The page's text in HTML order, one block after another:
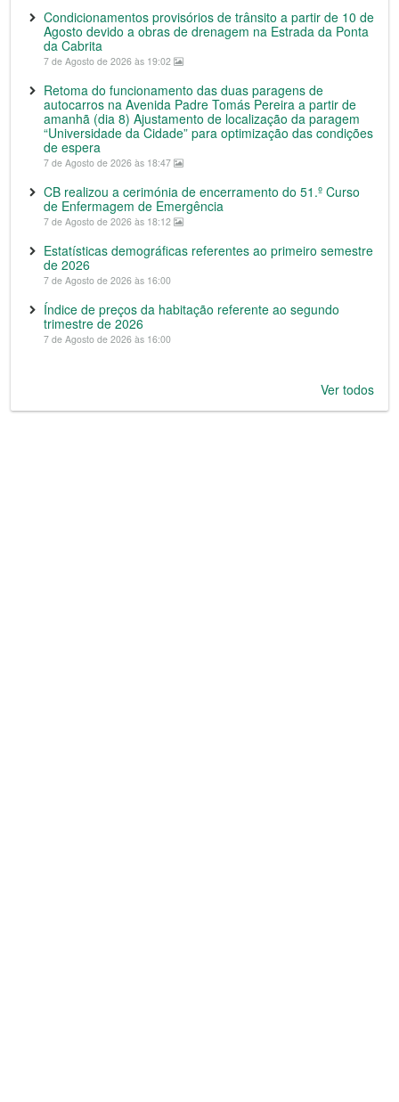
Condicionamentos provisórios de trânsito a partir de 10 de
Agosto devido a obras de drenagem na Estrada da Ponta
da Cabrita
7 de Agosto de 2026 às 19:02
Retoma do funcionamento das duas paragens de
autocarros na Avenida Padre Tomás Pereira a partir de
amanhã (dia 8) Ajustamento de localização da paragem
“Universidade da Cidade” para optimização das condições
de espera
7 de Agosto de 2026 às 18:47
CB realizou a cerimónia de encerramento do 51.º Curso
de Enfermagem de Emergência
7 de Agosto de 2026 às 18:12
Estatísticas demográficas referentes ao primeiro semestre
de 2026
7 de Agosto de 2026 às 16:00
Índice de preços da habitação referente ao segundo
trimestre de 2026
7 de Agosto de 2026 às 16:00
Ver todos